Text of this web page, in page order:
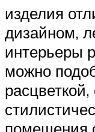
изделия
дизайном,
интерьеры
можно